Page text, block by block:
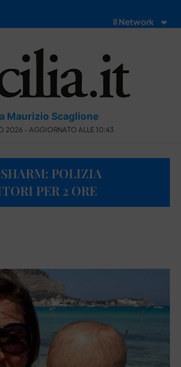
Il Network
Maurizio Scaglione
2026 - AGGIORNATO ALLE 10:43
POLIZIA
PER 2 ORE